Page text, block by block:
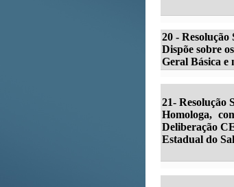
20 - Resolução
Dispõe sobre
Geral Básica e
21- Resolução
Homologa,
Deliberação
Estadual do